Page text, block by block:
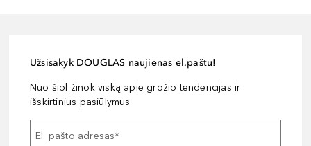
Užsisakyk DOUGLAS naujienas el.paštu!
Nuo šiol žinok viską apie grožio tendencijas ir
išskirtinius pasiūlymus
El. pašto adresas*